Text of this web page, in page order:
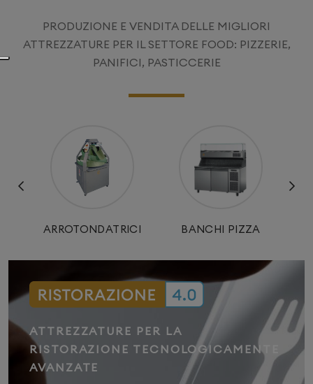
PRODUZIONE E VENDITA DELLE MIGLIORI
ATTREZZATURE PER IL SETTORE FOOD: PIZZERIE,
PANIFICI, PASTICCERIE
ARROTONDATRICI BANCHI PIZZA
ATTREZZATURE PER LA
RISTORAZIONE TECNOLOGICAMENTE
AVANZATE